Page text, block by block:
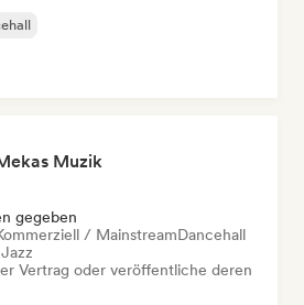
Muzik
gegeben
/ MainstreamDancehall
Vertrag oder veröffentliche deren